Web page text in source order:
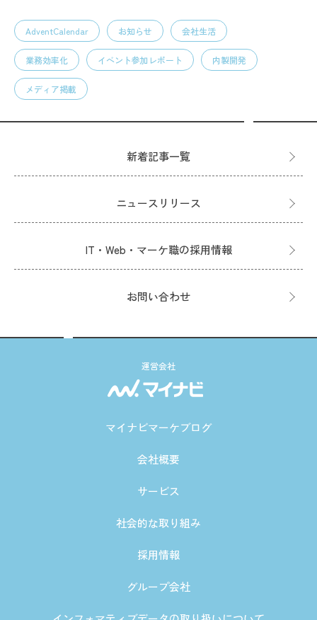
AdventCalendar お知らせ 会社生活
業務効率化 イベント参加レポート 内製開発
メディア掲載
新着記事一覧
ニュースリリース
IT・Web・マーケ職の採用情報
お問い合わせ
運営会社
マイナビマーケブログ
会社概要
サービス
社会的な取り組み
採用情報
グループ会社